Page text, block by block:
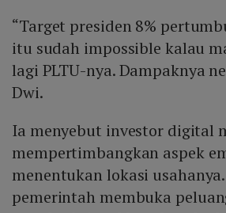
“Target presiden 8%
itu sudah impossible kalau
lagi PLTU-nya. Dampaknya
Dwi.
Ia menyebut investor digital
mempertimbangkan aspek
menentukan lokasi
pemerintah membuka